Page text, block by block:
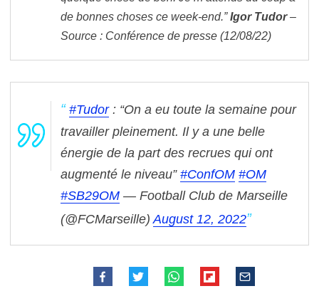
de bonnes choses ce week-end.”Igor Tudor–
Source : Conférence de presse (12/08/22)
#Tudor: “On a eu toute la semaine pour
travailler pleinement. Il y a une belle
énergie de la part des recrues qui ont
augmenté le niveau” #ConfOM #OM
#SB29OM — Football Club de Marseille
(@FCMarseille) August 12, 2022